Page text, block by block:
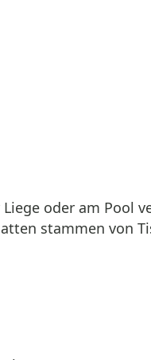
oder am Pool
stammen von